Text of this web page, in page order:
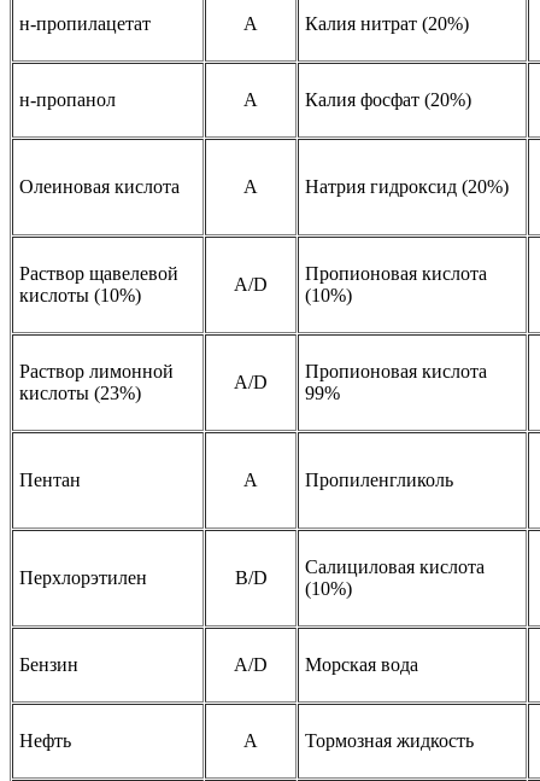
н-пропилацетат A Калия нитрат (20%)
н-пропанол A Калия фосфат (20%)
Олеиновая кислота A Натрия гидроксид (20%)
Раствор щавелевой
кислоты (10%)
А/D
Пропионовая кислота
(10%)
Раствор лимонной
кислоты (23%)
А/D
Пропионовая кислота
99%
Пентан A Пропиленгликоль
Перхлорэтилен B/D
Салициловая кислота
(10%)
Бензин A/D Морская вода
Нефть A Тормозная жидкость